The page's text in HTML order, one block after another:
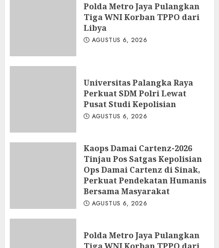
Polda Metro Jaya Pulangkan
Tiga WNI Korban TPPO dari
Libya
AGUSTUS 6, 2026
Universitas Palangka Raya
Perkuat SDM Polri Lewat
Pusat Studi Kepolisian
AGUSTUS 6, 2026
Kaops Damai Cartenz-2026
Tinjau Pos Satgas Kepolisian
Ops Damai Cartenz di Sinak,
Perkuat Pendekatan Humanis
Bersama Masyarakat
AGUSTUS 6, 2026
Polda Metro Jaya Pulangkan
Tiga WNI Korban TPPO dari